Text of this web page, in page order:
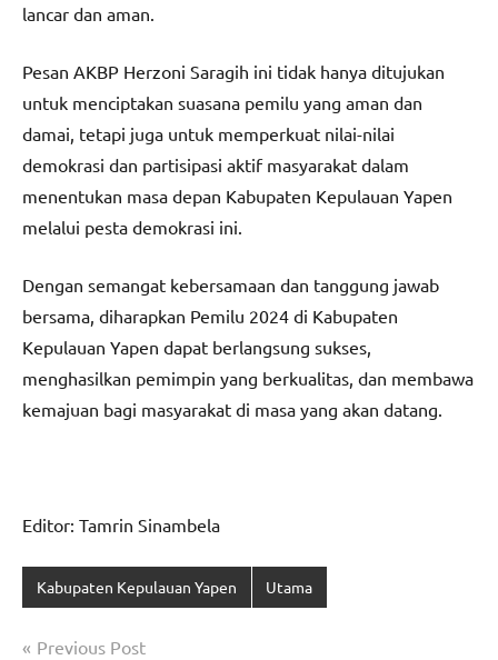
lancar dan aman.
Pesan AKBP Herzoni Saragih ini tidak hanya ditujukan
untuk menciptakan suasana pemilu yang aman dan
damai, tetapi juga untuk memperkuat nilai-nilai
demokrasi dan partisipasi aktif masyarakat dalam
menentukan masa depan Kabupaten Kepulauan Yapen
melalui pesta demokrasi ini.
Dengan semangat kebersamaan dan tanggung jawab
bersama, diharapkan Pemilu 2024 di Kabupaten
Kepulauan Yapen dapat berlangsung sukses,
menghasilkan pemimpin yang berkualitas, dan membawa
kemajuan bagi masyarakat di masa yang akan datang.
Editor: Tamrin Sinambela
Kabupaten Kepulauan Yapen Utama
Navigasi
Previous Post